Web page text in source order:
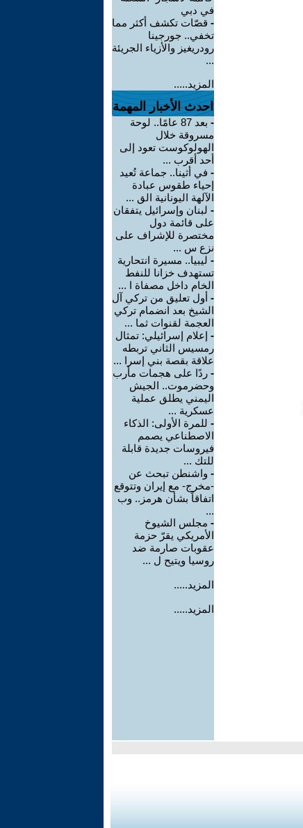
في دبي
- قصّات تكشف أكثر مما
تخفي.. جورجينا
رودريغيز والأزياء الجريئة
...
المزيد.....
احدث الأخبار المهمة
-
بعد 87 عامًا.. لوحة
مسروقة خلال
الهولوكوست تعود إلى
أحد أقرب ...
- في أثينا.. جماعة تُعيد
إحياء طقوس عبادة
الآلهة اليونانية الق ...
- لبنان وإسرائيل يتفقان
على قائمة دول
مختصرة للإشراف على
نزع س ...
- ليبيا.. مسيرة انتحارية
تستهدف خزانا للنفط
الخام داخل مصفاة ا ...
- أول تعليق من تركي آل
الشيخ بعد انضمام تركي
العجمة لقنوات ثما ...
- إعلام إسرائيلي: تمثال
رمسيس الثاني تربطه
علاقة بقصة بني إسرا ...
- ردًا على هجمات مأرب
وحضرموت.. الجيش
اليمني يطلق عملية
عسكرية ...
- للمرة الأولى: الذكاء
الاصطناعي يصمم
فيروسات جديدة قابلة
للتك ...
- واشنطن تبحث عن
-مخرج- مع إيران وتتوقع
اتفاقاً بشأن هرمز.. وب
...
- مجلس الشيوخ
الأمريكي يقرّ حزمة
عقوبات صارمة ضد
روسيا ويتيح ل ...
المزيد.....
المزيد.....